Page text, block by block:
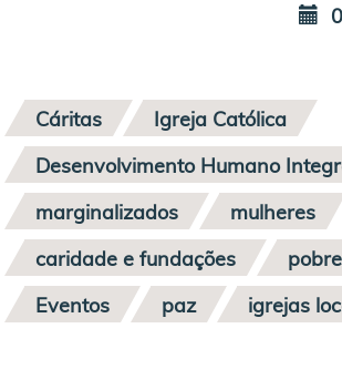
Cáritas
Igreja Católica
Desenvolvimento Humano
marginalizados
mulheres
caridade e fundações
Eventos
paz igrejas